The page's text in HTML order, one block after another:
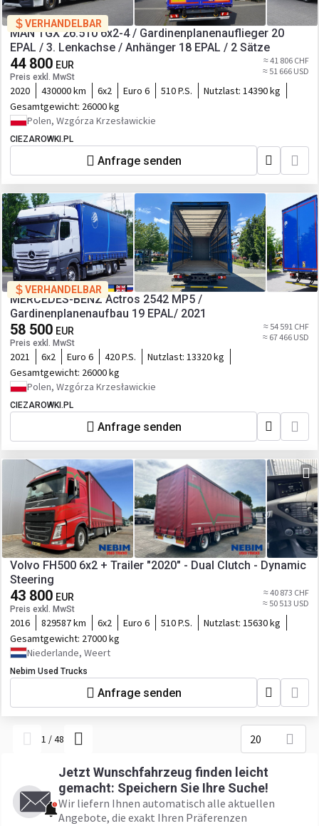
VERHANDELBAR
MAN TGX 26.510 6x2-4 / Gardinenplanenauflieger 20
EPAL / 3. Lenkachse / Anhänger 18 EPAL / 2 Sätze
44 800 EUR
Preis exkl. MwSt
≈ 41 806 CHF
≈ 51 666 USD
2020 430000 km 6x2 Euro 6 510 P.S. Nutzlast: 14390 kg
Gesamtgewicht: 26000 kg
Polen, Wzgórza Krzesławickie
CIEZAROWKI.PL
Anfrage senden
VERHANDELBAR
MERCEDES-BENZ Actros 2542 MP5 /
Gardinenplanenaufbau 19 EPAL/ 2021
58 500 EUR
Preis exkl. MwSt
≈ 54 591 CHF
≈ 67 466 USD
2021 6x2 Euro 6 420 P.S. Nutzlast: 13320 kg
Gesamtgewicht: 26000 kg
Polen, Wzgórza Krzesławickie
CIEZAROWKI.PL
Anfrage senden
Volvo FH500 6x2 + Trailer "2020" - Dual Clutch - Dynamic
Steering
43 800 EUR
Preis exkl. MwSt
≈ 40 873 CHF
≈ 50 513 USD
2016 829587 km 6x2 Euro 6 510 P.S. Nutzlast: 15630 kg
Gesamtgewicht: 27000 kg
Niederlande, Weert
Nebim Used Trucks
Anfrage senden
1 /48 20
Jetzt Wunschfahrzeug finden leicht
gemacht: Speichern Sie Ihre Suche!
Wir liefern Ihnen automatisch alle aktuellen
Angebote, die exakt Ihren Präferenzen